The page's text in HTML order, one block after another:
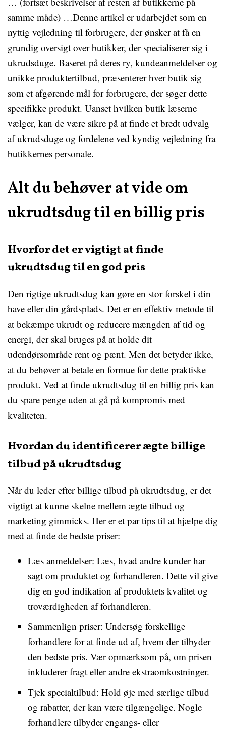
samme måde) …Denne artikel er udarbejdet som en
nyttig vejledning til forbrugere, der ønsker at få en
grundig oversigt over butikker, der specialiserer sig i
ukrudsduge. Baseret på deres ry, kundeanmeldelser og
unikke produktertilbud, præsenterer hver butik sig
som et afgørende mål for forbrugere, der søger dette
specifikke produkt. Uanset hvilken butik læserne
vælger, kan de være sikre på at finde et bredt udvalg
af ukrudsduge og fordelene ved kyndig vejledning fra
butikkernes personale.
Alt du behøver at vide om
ukrudtsdug til en billig pris
Hvorfor det er vigtigt at finde
ukrudtsdug til en god pris
Den rigtige ukrudtsdug kan gøre en stor forskel i din
have eller din gårdsplads. Det er en effektiv metode til
at bekæmpe ukrudt og reducere mængden af tid og
energi, der skal bruges på at holde dit
udendørsområde rent og pænt. Men det betyder ikke,
at du behøver at betale en formue for dette praktiske
produkt. Ved at finde ukrudtsdug til en billig pris kan
du spare penge uden at gå på kompromis med
kvaliteten.
Hvordan du identificerer ægte billige
tilbud på ukrudtsdug
Når du leder efter billige tilbud på ukrudtsdug, er det
vigtigt at kunne skelne mellem ægte tilbud og
marketing gimmicks. Her er et par tips til at hjælpe dig
med at finde de bedste priser:
Læs anmeldelser: Læs, hvad andre kunder har
sagt om produktet og forhandleren. Dette vil give
dig en god indikation af produktets kvalitet og
troværdigheden af forhandleren.
Sammenlign priser: Undersøg forskellige
forhandlere for at finde ud af, hvem der tilbyder
den bedste pris. Vær opmærksom på, om prisen
inkluderer fragt eller andre ekstraomkostninger.
Tjek specialtilbud: Hold øje med særlige tilbud
og rabatter, der kan være tilgængelige. Nogle
forhandlere tilbyder engangs- eller